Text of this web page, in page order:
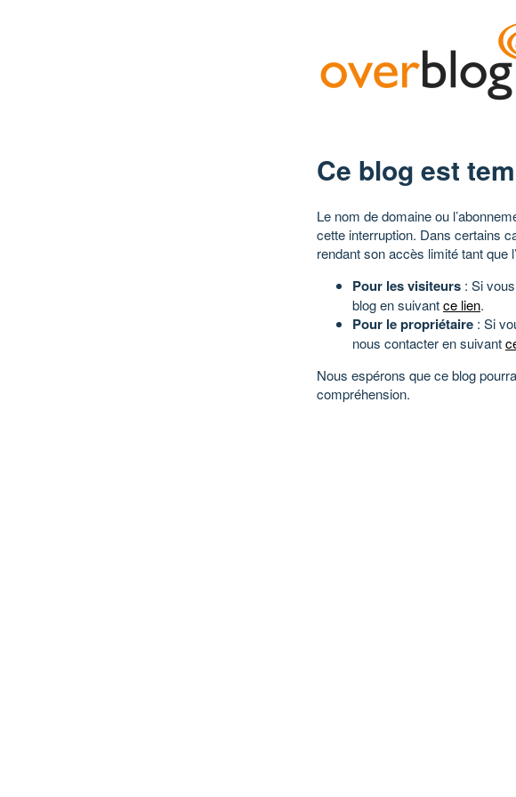
Ce blog est
Le nom de domaine ou
cette interruption. Dans certains
rendant son accès limité tant que
Pour les visiteurs : Si
blog en suivantce lien.
Pour le propriétaire : Si
nous contacter en suivant
Nous espérons que ce blog
compréhension.